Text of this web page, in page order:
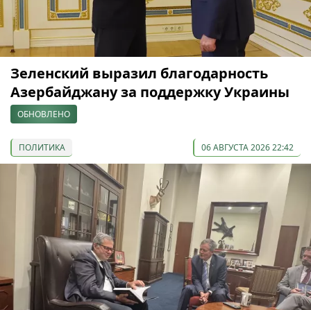
Зеленский выразил благодарность
Азербайджану за поддержку Украины
ОБНОВЛЕНО
ПОЛИТИКА 06 АВГУСТА 2026 22:42